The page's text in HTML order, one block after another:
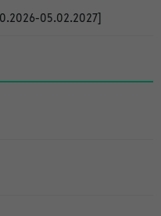
05.02.2027]